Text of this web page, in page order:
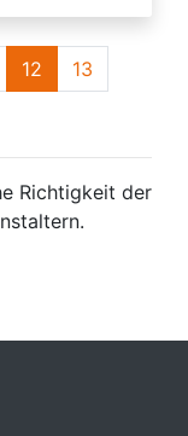
12
13
Richtigkeit der